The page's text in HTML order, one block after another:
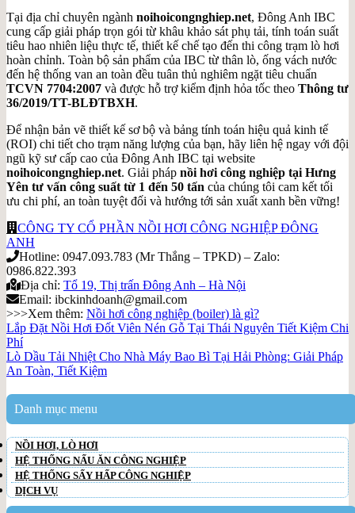
Tại địa chỉ chuyên ngành noihoicongnghiep.net, Đông Anh IBC
cung cấp giải pháp trọn gói từ khâu khảo sát phụ tải, tính toán suất
tiêu hao nhiên liệu thực tế, thiết kế chế tạo đến thi công trạm lò hơi
hoàn chỉnh. Toàn bộ sản phẩm của IBC từ thân lò, ống vách nước
đến hệ thống van an toàn đều tuân thủ nghiêm ngặt tiêu chuẩn
TCVN 7704:2007 và được hỗ trợ kiểm định hỏa tốc theo Thông tư
36/2019/TT-BLĐTBXH.
Để nhận bản vẽ thiết kế sơ bộ và bảng tính toán hiệu quả kinh tế
(ROI) chi tiết cho trạm năng lượng của bạn, hãy liên hệ ngay với đội
ngũ kỹ sư cấp cao của Đông Anh IBC tại website
noihoicongnghiep.net. Giải pháp nồi hơi công nghiệp tại Hưng
Yên tư vấn công suất từ 1 đến 50 tấn của chúng tôi cam kết tối
ưu chi phí, an toàn tuyệt đối và hướng tới sản xuất xanh bền vững!
CÔNG TY CỔ PHẦN NỒI HƠI CÔNG NGHIỆP ĐÔNG
ANH
Hotline: 0947.093.783 (Mr Thắng – TPKD) – Zalo:
0986.822.393
Địa chỉ: Tổ 19, Thị trấn Đông Anh – Hà Nội
Email: ibckinhdoanh@gmail.com
>>>Xem thêm: Nồi hơi công nghiệp (boiler) là gì?
Lắp Đặt Nồi Hơi Đốt Viên Nén Gỗ Tại Thái Nguyên Tiết Kiệm Chi
Phí
Lò Dầu Tải Nhiệt Cho Nhà Máy Bao Bì Tại Hải Phòng: Giải Pháp
An Toàn, Tiết Kiệm
Danh mục menu
NỒI HƠI, LÒ HƠI
HỆ THỐNG NẤU ĂN CÔNG NGHIỆP
HỆ THỐNG SẤY HẤP CÔNG NGHIỆP
DỊCH VỤ